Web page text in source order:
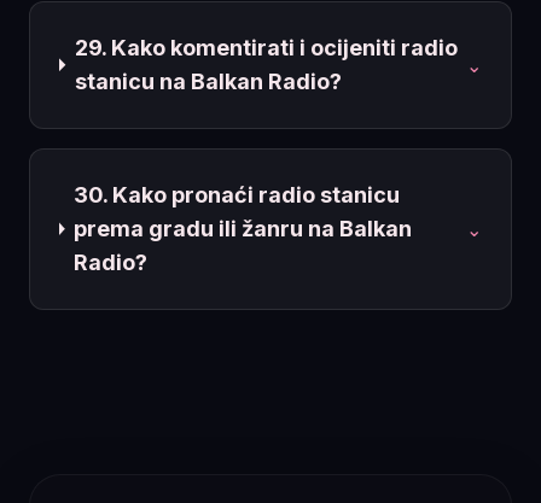
29. Kako komentirati i ocijeniti radio
stanicu na Balkan Radio?
⌄
30. Kako pronaći radio stanicu
prema gradu ili žanru na Balkan
Radio?
⌄